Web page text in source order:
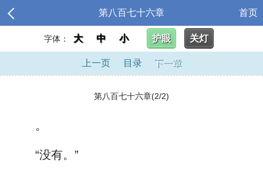
第八百七十六章 首页
字体： 大 中 小 护眼 关灯
上一页 目录 下一章
第八百七十六章(2/2)
。
“没有。”